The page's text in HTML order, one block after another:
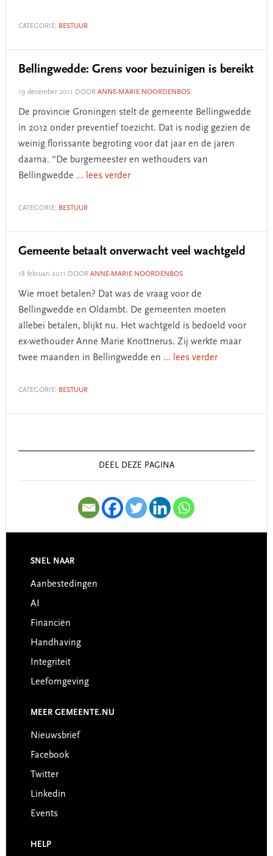
CATEGORIE: BESTUUR
Bellingwedde: Grens voor bezuinigen is bereikt
19 december 2011 DOOR ANNE-MARIE NOORDENBOS
De provincie Groningen stelt de gemeente Bellingwedde
in 2012 onder preventief toezicht. Dat is nodig gezien de
weinig florissante begroting voor dat jaar en de jaren
daarna. “De burgemeester en wethouders van
Bellingwedde ... lees verder
CATEGORIE: BESTUUR
Gemeente betaalt onverwacht veel wachtgeld
18 februari 2011 DOOR ANNE-MARIE NOORDENBOS
Wie moet betalen? Dat was de vraag voor de
Bellingwedde en Oldambt. De gemeenten moeten
allebei betalen, blijkt nu. Het wachtgeld is bedoeld voor
ex-wethouder Anne Marie Knottnerus. Zij werkte maar
twee maanden in Bellingwedde en ... lees verder
CATEGORIE: BESTUUR
Sidebar
DEEL DEZE PAGINA
Footer
SNEL NAAR
Aanbestedingen
AI
Financiën
Handhaving
Integriteit
Leefomgeving
MEER GEMEENTE.NU
Nieuwsbrief
Facebook
Twitter
Linkedin
Events
HELP